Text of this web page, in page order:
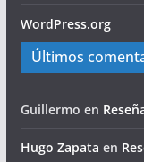
WordPress.org
Últimos
Guillermo en
Hugo Zapata en